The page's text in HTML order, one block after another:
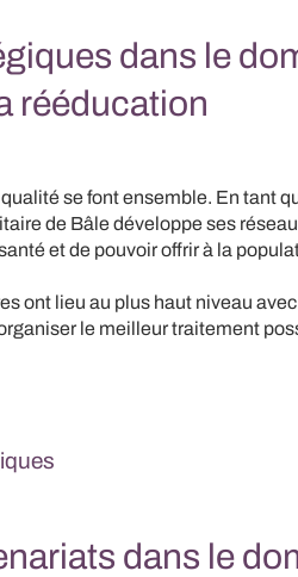
dans le
rééducation
se font ensemble. En tant
de Bâle développe ses
et de pouvoir offrir à la
ont lieu au plus haut niveau
le meilleur traitement
dans le